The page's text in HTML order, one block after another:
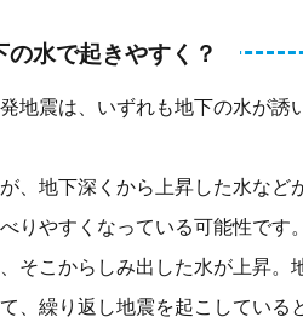
水で起きやすく？
地震は、いずれも地下の水が誘
、地下深くから上昇した水など
りやすくなっている可能性です
そこからしみ出した水が上昇。
、繰り返し地震を起こしている